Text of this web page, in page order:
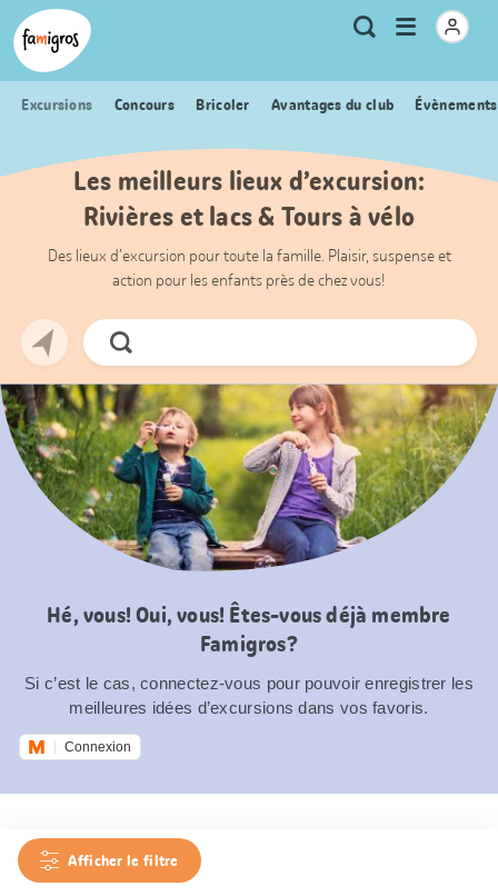
Signets
de
navigation
Header
Logo Métanavigation
RechercheOuvrir
Excursions Concours Bricoler Avantages du club
Les meilleurs lieux d’excursion:
Rivières et lacs & Tours à vélo
Des lieux d’excursion pour toute la famille. Plaisir, suspense et
action pour les enfants près de chez vous!
Chercher
Hé, vous! Oui, vous! Êtes-vous déjà membre
Famigros?
Si c’est le cas, connectez-vous pour pouvoir enregistrer les
meilleures idées d’excursions dans vos favoris.
Connexion
Afficher le filtre